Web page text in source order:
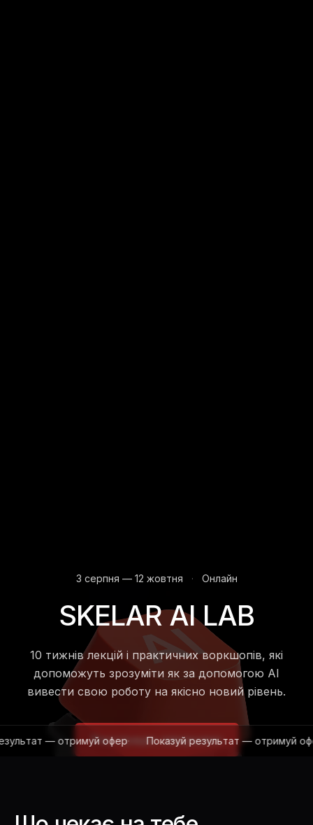
3 серпня — 12 жовтня · Онлайн
SKELAR AI LAB
10 тижнів лекцій і практичних воркшопів, які
допоможуть зрозуміти як за допомогою AI
вивести свою роботу на якісно новий рівень.
Реєстрацію завершено
— отримуй офер· Показуй результат — отримуй офер·